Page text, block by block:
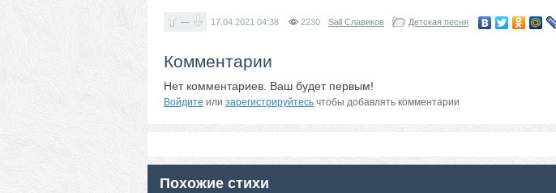
— 17.04.2021 04:38 2230 Sall Славиков Детская песня
Комментарии
Нет комментариев. Ваш будет первым!
Войдите или зарегистрируйтесь чтобы добавлять комментарии
Похожие стихи